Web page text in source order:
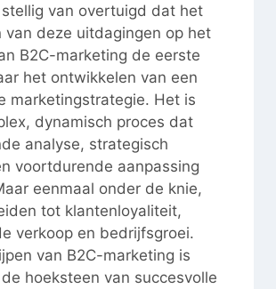
van overtuigd dat het
van deze uitdagingen op het
B2C-marketing de eerste
het ontwikkelen van een
marketingstrategie. Het is
dynamisch proces dat
analyse, strategisch
voortdurende aanpassing
eenmaal onder de knie,
tot klantenloyaliteit,
verkoop en bedrijfsgroei.
van B2C-marketing is
hoeksteen van succesvolle